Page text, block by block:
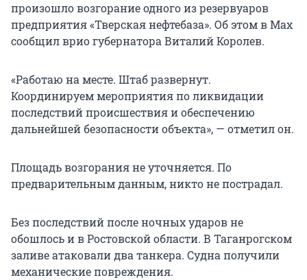
произошло возгорание одного из резервуаров
предприятия «Тверская нефтебаза». Об этом в Max
сообщил врио губернатора Виталий Королев.
«Работаю на месте. Штаб развернут.
Координируем мероприятия по ликвидации
последствий происшествия и обеспечению
дальнейшей безопасности объекта», — отметил он.
Площадь возгорания не уточняется. По
предварительным данным, никто не пострадал.
Без последствий после ночных ударов не
обошлось и в Ростовской области. В Таганрогском
заливе атаковали два танкера. Судна получили
механические повреждения.